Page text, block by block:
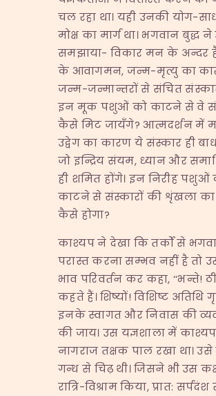
चल रहा था। यही उनकी योग-
मोक्ष का मार्ग था। भगवान बुद्ध ने
समझाया- विकार मन के अन्दर
के आवागमन, जन्म-मृत्यु का
जन्म-जन्मान्तरों से संचित
इन मूक पशुओं को काटने से वे
कैसे मिट जायँगे? आत्मदर्शन में
उद्वेग का कारण ये संस्कार ही
जो इन्द्रिय संयम, ध्यान और समाधि
ही शमित होंगे। इन निरीह पशुओं
काटने से संस्कारों की शृंखला
कैसे होगा?
काश्यप ने देखा कि तर्कों से
परास्त करना सम्भव नहीं है तो
भाव परिवर्तन कर कहा, ‘‘भन्ते!
कहते हैं। शिष्यों! विशिष्ट अतिथि
इनके स्वागत और निवास की
की जाय। उस यज्ञशाला में
नागराज तक्षक पाल रखा था।
गन्ध से चिढ़ थी। जिसने भी उस
रात्रि-विश्राम किया, प्रात: